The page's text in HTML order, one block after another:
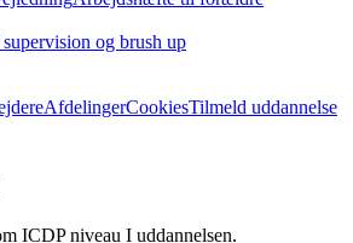
og brush up
AfdelingerCookiesTilmeld uddannelse
ICDP niveau I uddannelsen.